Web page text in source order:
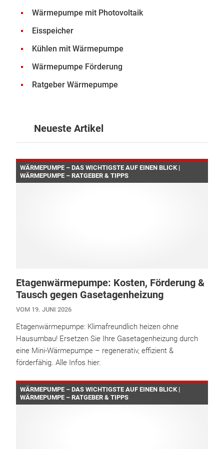
Wärmepumpe mit Photovoltaik
Eisspeicher
Kühlen mit Wärmepumpe
Wärmepumpe Förderung
Ratgeber Wärmepumpe
Neueste Artikel
WÄRMEPUMPE – DAS WICHTIGSTE AUF EINEN BLICK |
WÄRMEPUMPE – RATGEBER & TIPPS
Etagenwärmepumpe: Kosten, Förderung &
Tausch gegen Gasetagenheizung
VOM 19. JUNI 2026
Etagenwärmepumpe: Klimafreundlich heizen ohne
Hausumbau! Ersetzen Sie Ihre Gasetagenheizung durch
eine Mini-Wärmepumpe – regenerativ, effizient &
förderfähig. Alle Infos hier.
WÄRMEPUMPE – DAS WICHTIGSTE AUF EINEN BLICK |
WÄRMEPUMPE – RATGEBER & TIPPS